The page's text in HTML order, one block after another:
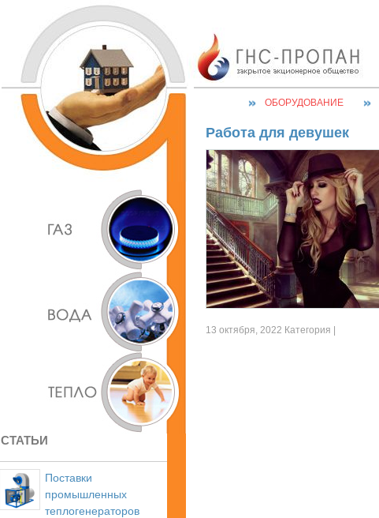
ОБОРУДОВАНИЕ
СТАТЬИ
Поставки
промышленных
теплогенераторов
Работа для девушек
13 октября, 2022 Категория |